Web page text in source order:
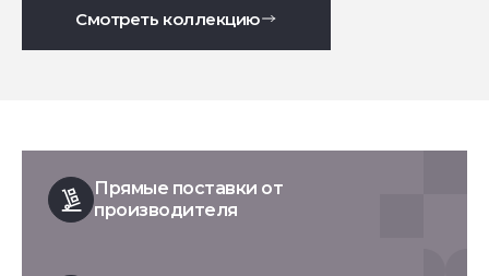
Смотреть коллекцию
Прямые поставки от
производителя